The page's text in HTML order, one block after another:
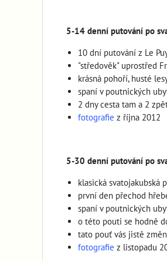
5-14 denní putování po
10 dní putování z Le
"středověk" uprostřed
krásná pohoří, husté
spaní v poutnických
2 dny cesta tam a 2
fotografie z října 2012
5-30 denní putování po
klasická svatojakubská
první den přechod
spaní v poutnických
o této pouti se hodně
tato pouť vás jistě
fotografie z listopadu